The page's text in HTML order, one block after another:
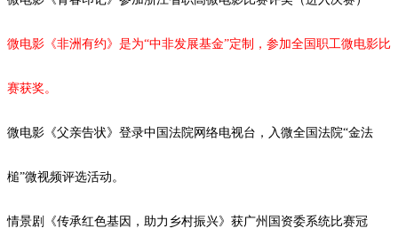
微电影《非洲有约》是为“中非发展基金”定制，参加全国职工微电影比
赛获奖。
微电影《父亲告状》登录中国法院网络电视台，入微全国法院“金法
槌”微视频评选活动。
情景剧《传承红色基因，助力乡村振兴》获广州国资委系统比赛冠